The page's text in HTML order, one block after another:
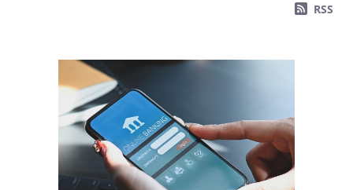
RSS